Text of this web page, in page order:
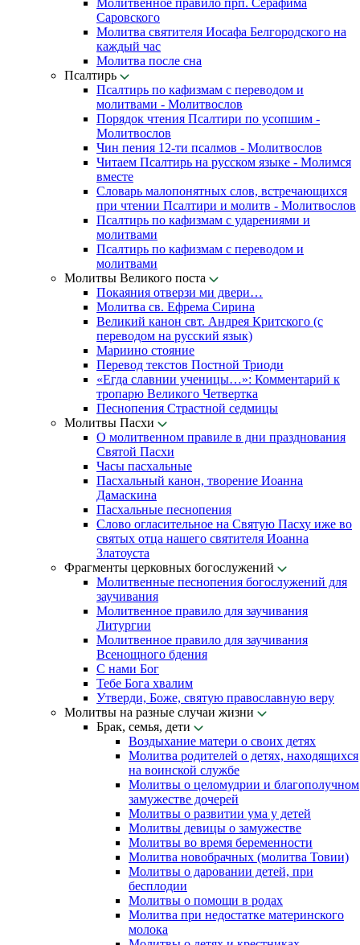
Молитвенное правило прп. Серафима
Саровского
Молитва святителя Иосафа Белгородского на
каждый час
Молитва после сна
Псалтирь
Псалтирь по кафизмам с переводом и
молитвами - Молитвослов
Порядок чтения Псалтири по усопшим -
Молитвослов
Чин пения 12-ти псалмов - Молитвослов
Читаем Псалтирь на русском языке - Молимся
вместе
Словарь малопонятных слов, встречающихся
при чтении Псалтири и молитв - Молитвослов
Псалтирь по кафизмам с ударениями и
молитвами
Псалтирь по кафизмам с переводом и
молитвами
Молитвы Великого поста
Покаяния отверзи ми двери…
Молитва св. Ефрема Сирина
Великий канон свт. Андрея Критского (с
переводом на русский язык)
Мариино стояние
Перевод текстов Постной Триоди
«Егда славнии ученицы…»: Комментарий к
тропарю Великого Четвертка
Песнопения Страстной седмицы
Молитвы Пасхи
О молитвенном правиле в дни празднования
Святой Пасхи
Часы пасхальные
Пасхальный канон, творение Иоанна
Дамаскина
Пасхальные песнопения
Слово огласительное на Святую Пасху иже во
святых отца нашего святителя Иоанна
Златоуста
Фрагменты церковных богослужений
Молитвенные песнопения богослужений для
заучивания
Молитвенное правило для заучивания
Литургии
Молитвенное правило для заучивания
Всенощного бдения
С нами Бог
Тебе Бога хвалим
Утверди, Боже, святую православную веру
Молитвы на разные случаи жизни
Брак, семья, дети
Воздыхание матери о своих детях
Молитва родителей о детях, находящихся
на воинской службе
Молитвы о целомудрии и благополучном
замужестве дочерей
Молитвы о развитии ума у детей
Молитвы девицы о замужестве
Молитвы во время беременности
Молитва новобрачных (молитва Товии)
Молитвы о даровании детей, при
бесплодии
Молитвы о помощи в родах
Молитва при недостатке материнского
молока